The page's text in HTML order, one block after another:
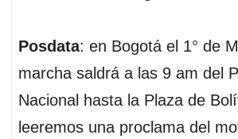
Posdata: en Bogotá el 1° de
marcha saldrá a las 9 am del
Nacional hasta la Plaza de
leeremos una proclama del